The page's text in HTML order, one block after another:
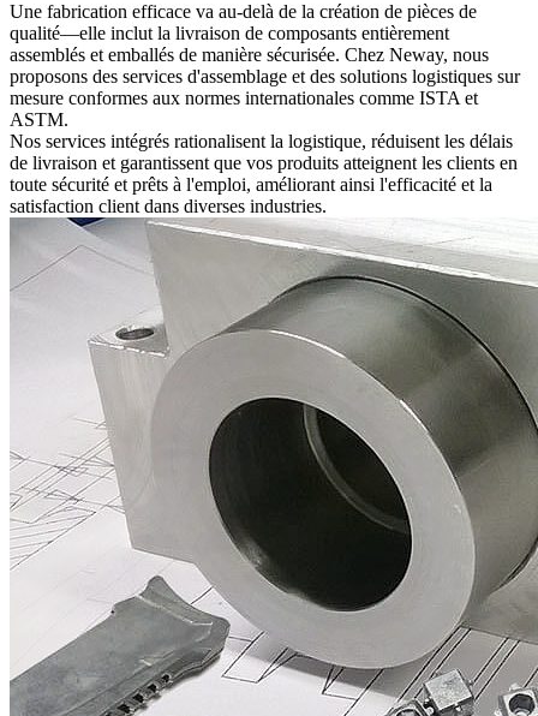
Une fabrication efficace va au-delà de la création de pièces de
qualité—elle inclut la livraison de composants entièrement
assemblés et emballés de manière sécurisée. Chez Neway, nous
proposons des services d'assemblage et des solutions logistiques sur
mesure conformes aux normes internationales comme ISTA et
ASTM.
Nos services intégrés rationalisent la logistique, réduisent les délais
de livraison et garantissent que vos produits atteignent les clients en
toute sécurité et prêts à l'emploi, améliorant ainsi l'efficacité et la
satisfaction client dans diverses industries.